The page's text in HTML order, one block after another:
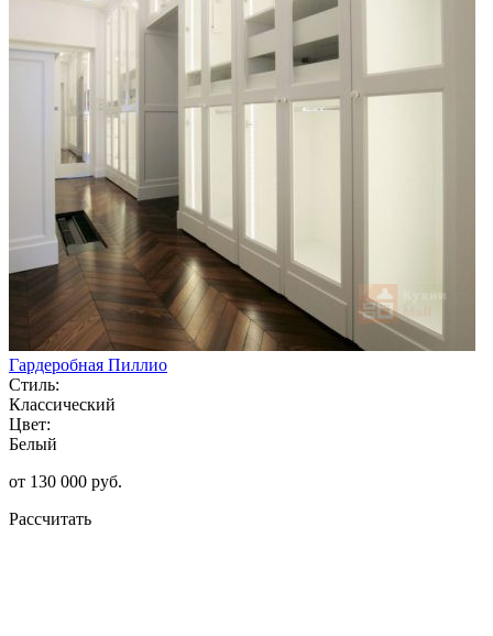
Гардеробная Пиллио
Стиль:
Классический
Цвет:
Белый
от 130 000 руб.
Рассчитать